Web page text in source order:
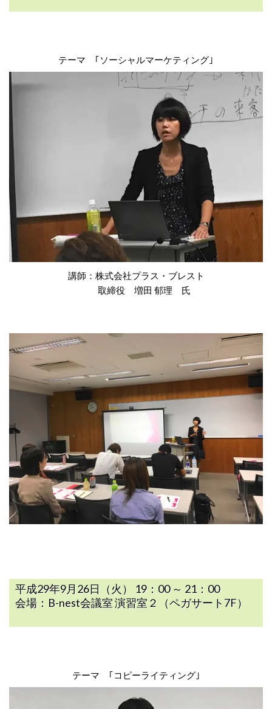
テーマ ｢ソーシャルマーケティング｣
講師：株式会社プラス・ブレスト
取締役 増田 郁理 氏
平成29年9月26日（火） 19：00 ～ 21：00
会場：B-nest会議室 演習室２（ペガサート7F）
テーマ ｢コピーライティング｣